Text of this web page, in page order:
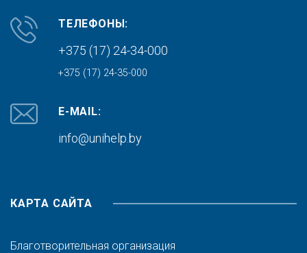
ТЕЛЕФОНЫ:
+375 (17) 24-34-000
+375 (17) 24-35-000
E-MAIL:
info@unihelp.by
КАРТА САЙТА
Благотворительная организация